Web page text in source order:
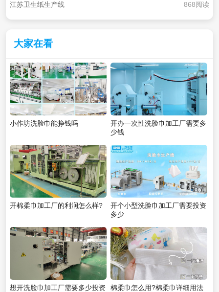
江苏卫生纸生产线 868阅读
大家在看
小作坊洗脸巾能挣钱吗
开办一次性洗脸巾加工厂需要多
少钱
开棉柔巾加工厂的利润怎么样?
开个小型洗脸巾加工厂需要投资
多少
想开洗脸巾加工厂需要多少投资
棉柔巾怎么用?棉柔巾详细用法